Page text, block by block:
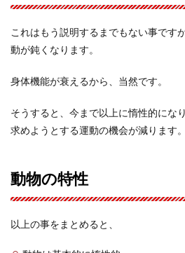
これはもう説明するまでもない事です
動が鈍くなります。
身体機能が衰えるから、当然です。
そうすると、今まで以上に惰性的にな
求めようとする運動の機会が減ります。
動物の特性
以上の事をまとめると、